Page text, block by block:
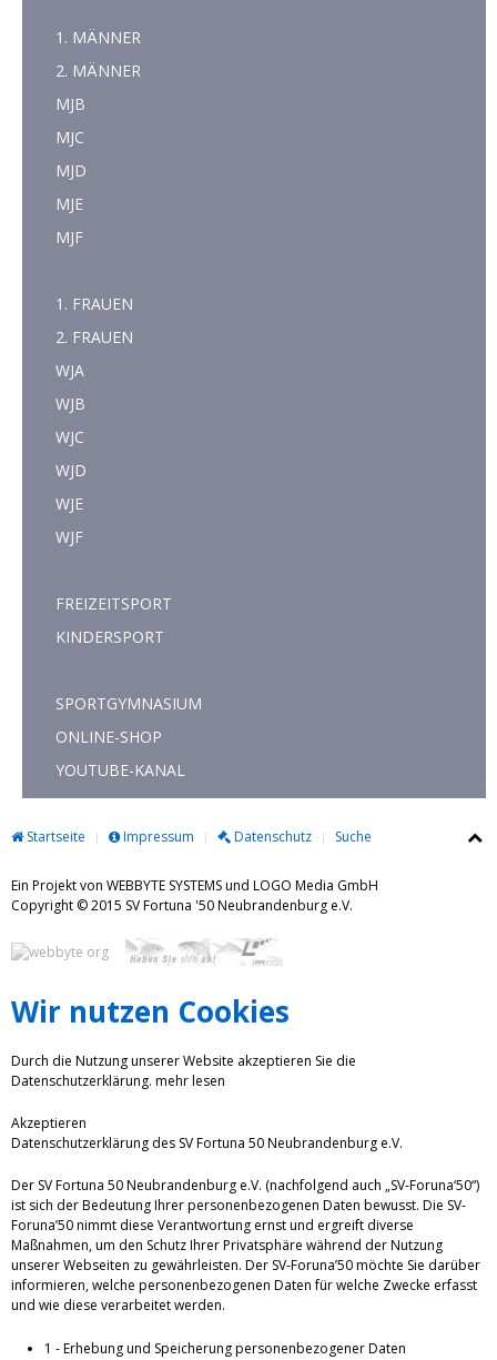
1. MÄNNER
2. MÄNNER
MJB
MJC
MJD
MJE
MJF
1. FRAUEN
2. FRAUEN
WJA
WJB
WJC
WJD
WJE
WJF
FREIZEITSPORT
KINDERSPORT
SPORTGYMNASIUM
ONLINE-SHOP
YOUTUBE-KANAL
Startseite Impressum Datenschutz Suche
Ein Projekt von WEBBYTE SYSTEMS und LOGO Media GmbH
Copyright © 2015 SV Fortuna '50 Neubrandenburg e.V.
Wir nutzen Cookies
Durch die Nutzung unserer Website akzeptieren Sie die
Datenschutzerklärung. mehr lesen
Akzeptieren
Datenschutzerklärung des SV Fortuna 50 Neubrandenburg e.V.
Der SV Fortuna 50 Neubrandenburg e.V. (nachfolgend auch „SV-Foruna‘50“)
ist sich der Bedeutung Ihrer personenbezogenen Daten bewusst. Die SV-
Foruna’50 nimmt diese Verantwortung ernst und ergreift diverse
Maßnahmen, um den Schutz Ihrer Privatsphäre während der Nutzung
unserer Webseiten zu gewährleisten. Der SV-Foruna’50 möchte Sie darüber
informieren, welche personenbezogenen Daten für welche Zwecke erfasst
und wie diese verarbeitet werden.
1 - Erhebung und Speicherung personenbezogener Daten